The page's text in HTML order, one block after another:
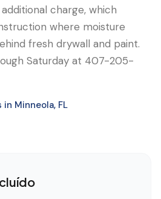
charge, which
where moisture
fresh drywall and paint.
Saturday at 407-205-
in Minneola, FL